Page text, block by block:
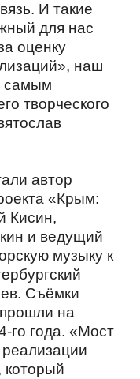
И такие
для нас
оценку
наш
самым
творческого
автор
«Крым:
Кисин,
и ведущий
музыку к
Съёмки
на
го года. «Мост
который